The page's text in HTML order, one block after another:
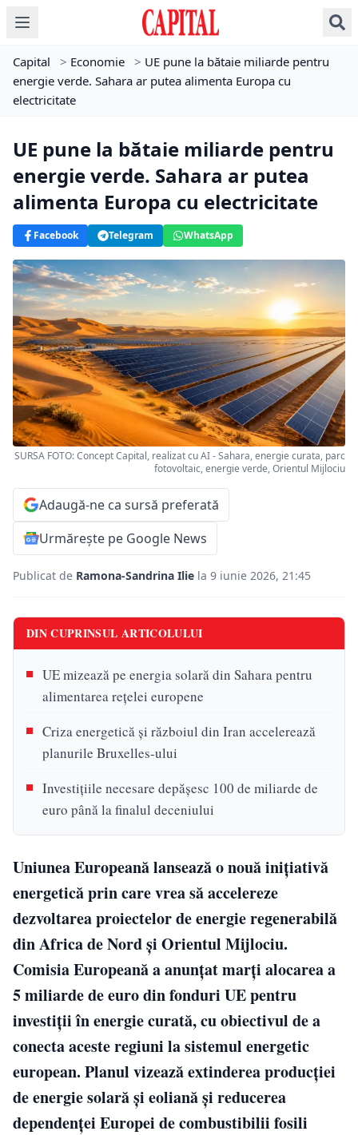
Capital > Economie > UE pune la bătaie miliarde pentru
energie verde. Sahara ar putea alimenta Europa cu
electricitate
UE pune la bătaie miliarde pentru
energie verde. Sahara ar putea
alimenta Europa cu electricitate
Facebook Telegram WhatsApp
SURSA FOTO: Concept Capital, realizat cu AI - Sahara, energie curata, parc
fotovoltaic, energie verde, Orientul Mijlociu
Adaugă-ne ca sursă preferată
Urmărește pe Google News
Publicat de Ramona-Sandrina Ilie la 9 iunie 2026, 21:45
DIN CUPRINSUL ARTICOLULUI
UE mizează pe energia solară din Sahara pentru
alimentarea rețelei europene
Criza energetică și războiul din Iran accelerează
planurile Bruxelles-ului
Investițiile necesare depășesc 100 de miliarde de
euro până la finalul deceniului
Uniunea Europeană lansează o nouă inițiativă
energetică prin care vrea să accelereze
dezvoltarea proiectelor de energie regenerabilă
din Africa de Nord și Orientul Mijlociu.
Comisia Europeană a anunțat marți alocarea a
5 miliarde de euro din fonduri UE pentru
investiții în energie curată, cu obiectivul de a
conecta aceste regiuni la sistemul energetic
european. Planul vizează extinderea producției
de energie solară și eoliană și reducerea
dependenței Europei de combustibilii fosili